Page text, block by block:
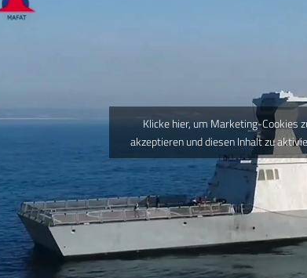
Klicke hier, um Marketing-Cookies
akzeptieren und diesen Inhalt zu